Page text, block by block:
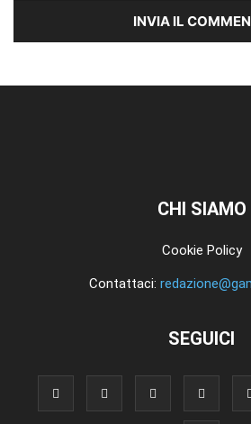
CHI SIAMO
Cookie Policy
Contattaci:
SEGUICI